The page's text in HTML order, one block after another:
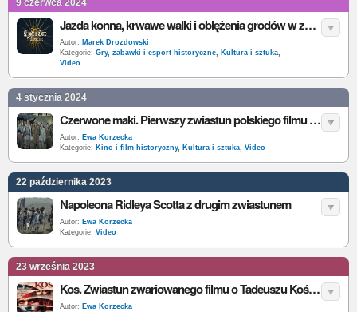
9 czerwca 2024
Jazda konna, krwawe walki i oblężenia grodów w zwiastunie Kingdom Come: Deliverance II
Autor: Marek Drozdowski
Kategorie: Gry, zabawki i esport historyczne, Kultura i sztuka,
Video
4 stycznia 2024
Czerwone maki. Pierwszy zwiastun polskiego filmu o bitwie pod Monte Cassino
Autor: Ewa Korzecka
Kategorie: Kino i film historyczny, Kultura i sztuka, Video
22 października 2023
Napoleona Ridleya Scotta z drugim zwiastunem
Autor: Ewa Korzecka
Kategorie: Video
23 września 2023
Kos. Zwiastun zwariowanego filmu o Tadeuszu Kościuszce
Autor: Ewa Korzecka